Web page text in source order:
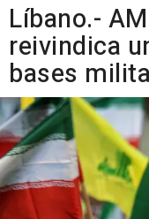
Líbano.-
reivindica
bases